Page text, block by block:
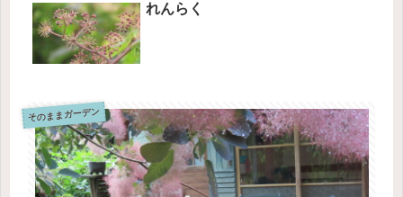
れんらく
そのままガーデン